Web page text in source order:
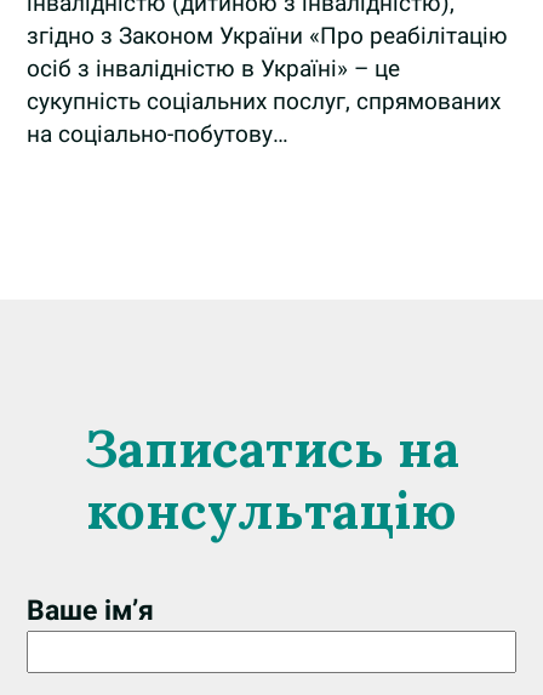
згідно з Законом України «Про реабілітацію
осіб з інвалідністю в Україні» – це
сукупність соціальних послуг, спрямованих
на соціально-побутову…
Записатись на
консультацію
Ваше ім’я